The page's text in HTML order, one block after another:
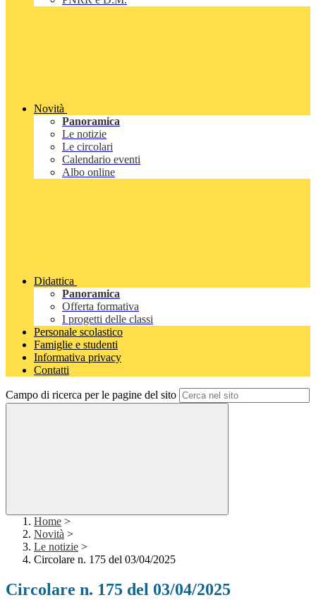
Novità
Panoramica
Le notizie
Le circolari
Calendario eventi
Albo online
Didattica
Panoramica
Offerta formativa
I progetti delle classi
Personale scolastico
Famiglie e studenti
Informativa privacy
Contatti
Campo di ricerca per le pagine del sito
Home >
Novità >
Le notizie >
Circolare n. 175 del 03/04/2025
Circolare n. 175 del 03/04/2025